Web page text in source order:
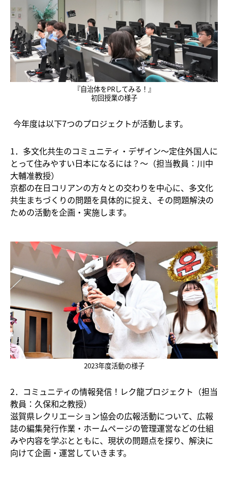
『自治体をPRしてみる！』
初回授業の様子
今年度は以下7つのプロジェクトが活動します。
1．多文化共生のコミュニティ・デザイン～定住外国人に
とって住みやすい日本になるには？～（担当教員：川中
大輔准教授）
京都の在日コリアンの方々との交わりを中心に、多文化
共生まちづくりの問題を具体的に捉え、その問題解決の
ための活動を企画・実施します。
2023年度活動の様子
2．コミュニティの情報発信！レク龍プロジェクト（担当
教員：久保和之教授）
滋賀県レクリエーション協会の広報活動について、広報
誌の編集発行作業・ホームページの管理運営などの仕組
みや内容を学ぶとともに、現状の問題点を探り、解決に
向けて企画・運営していきます。